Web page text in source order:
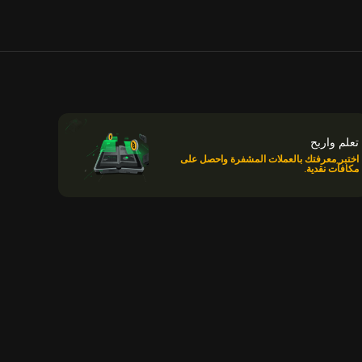
تعلم واربح
اختبر معرفتك بالعملات المشفرة واحصل على
مكافآت نقدية.